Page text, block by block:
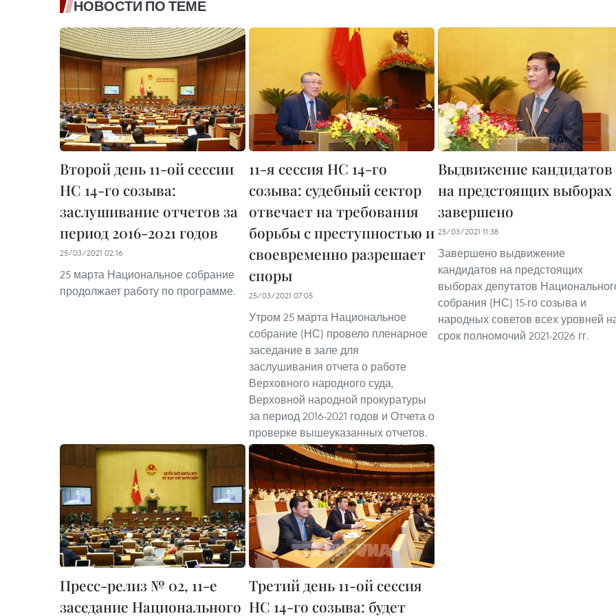
НОВОСТИ ПО ТЕМЕ
Второй день 11-ой сессии
НС 14-го созыва:
заслушивание отчетов за
период 2016-2021 годов
25/03/2021 02:16
25 марта Национальное собрание
продолжает работу по программе.
11-я сессия НС 14-го
созыва: судебный сектор
отвечает на требования
борьбы с преступностью и
своевременно разрешает
споры
25/03/2021 07:05
Утром 25 марта Национальное
собрание (НС) провело пленарное
заседание в зале для
заслушивания отчета о работе
Верховного народного суда,
Верховной народной прокуратуры
за период 2016-2021 годов и Отчета о
проверке вышеуказанных отчетов.
Выдвижение кандидатов
на предстоящих выборах
завершено
25/03/2021 11:38
Завершено выдвижение
кандидатов на предстоящих
выборах депутатов
собрания (НС) 15-го созыва и
народных советов всех уровней
срок полномочий 2021-2026 гг.
Пресс-релиз № 02, 11-е
заседание Национального
Третий день 11-ой сессия
НС 14-го созыва: будет